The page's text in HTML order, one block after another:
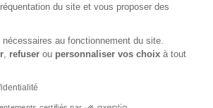
du site et vous proposer des
au fonctionnement du site.
, refuser ou personnaliser vos choix à tout
Axeptio consent